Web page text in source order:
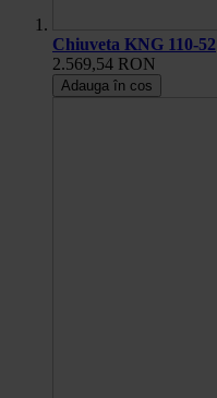
Chiuveta KNG 110-52
2.569,54 RON
Adauga în cos